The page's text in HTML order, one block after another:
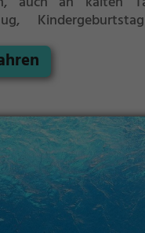
Kosten.